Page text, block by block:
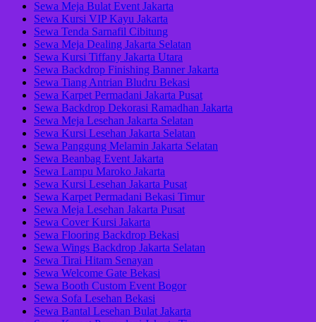
Sewa Meja Bulat Event Jakarta
Sewa Kursi VIP Kayu Jakarta
Sewa Tenda Sarnafil Cibitung
Sewa Meja Dealing Jakarta Selatan
Sewa Kursi Tiffany Jakarta Utara
Sewa Backdrop Finishing Banner Jakarta
Sewa Tiang Antrian Bludru Bekasi
Sewa Karpet Permadani Jakarta Pusat
Sewa Backdrop Dekorasi Ramadhan Jakarta
Sewa Meja Lesehan Jakarta Selatan
Sewa Kursi Lesehan Jakarta Selatan
Sewa Panggung Melamin Jakarta Selatan
Sewa Beanbag Event Jakarta
Sewa Lampu Maroko Jakarta
Sewa Kursi Lesehan Jakarta Pusat
Sewa Karpet Permadani Bekasi Timur
Sewa Meja Lesehan Jakarta Pusat
Sewa Cover Kursi Jakarta
Sewa Flooring Backdrop Bekasi
Sewa Wings Backdrop Jakarta Selatan
Sewa Tirai Hitam Senayan
Sewa Welcome Gate Bekasi
Sewa Booth Custom Event Bogor
Sewa Sofa Lesehan Bekasi
Sewa Bantal Lesehan Bulat Jakarta